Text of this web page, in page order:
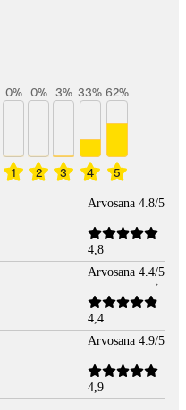
1
0%
2
0%
3
3%
4
33%
5
62%
Arvosana 4.8/5
4,8
Arvosana 4.4/5
4,4
Arvosana 4.9/5
4,9